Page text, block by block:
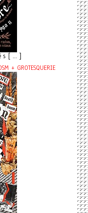
s [ ... ]
+ GROTESQUERIE